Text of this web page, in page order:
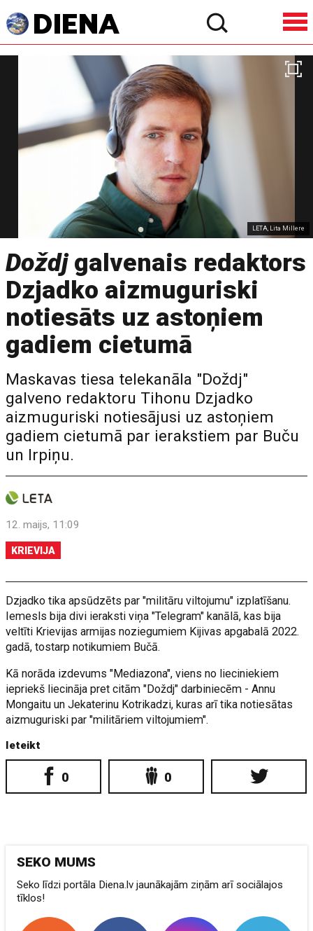
LETA, Lita Millere
Doždjgalvenais redaktors
Dzjadko aizmuguriski
notiesāts uz astoņiem
gadiem cietumā
Maskavas tiesa telekanāla "Doždj"
galveno redaktoru Tihonu Dzjadko
aizmuguriski notiesājusi uz astoņiem
gadiem cietumā par ierakstiem par Buču
un Irpiņu.
12. maijs, 11:09
KRIEVIJA
Dzjadko tika apsūdzēts par "militāru viltojumu" izplatīšanu.
Iemesls bija divi ieraksti viņa "Telegram" kanālā, kas bija
veltīti Krievijas armijas noziegumiem Kijivas apgabalā 2022.
gadā, tostarp notikumiem Bučā.
Kā norāda izdevums "Mediazona", viens no lieciniekiem
iepriekš liecināja pret citām "Doždj" darbiniecēm - Annu
Mongaitu un Jekaterinu Kotrikadzi, kuras arī tika notiesātas
aizmuguriski par "militāriem viltojumiem".
Ieteikt
0 0
SEKO MUMS
Seko līdzi portāla Diena.lv jaunākajām ziņām arī sociālajos
tīklos!